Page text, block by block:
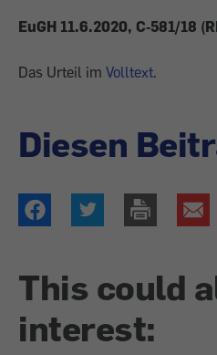
EuGH 11.6.2020, C‑581/18
Das Urteil im Volltext.
Diesen
This could
interest: